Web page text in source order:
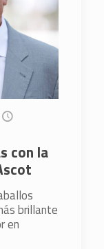
con la
brillante
en